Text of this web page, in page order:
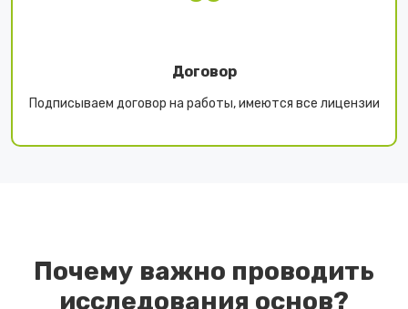
Договор
Подписываем договор на работы, имеются все лицензии
Почему важно проводить
исследования основ?